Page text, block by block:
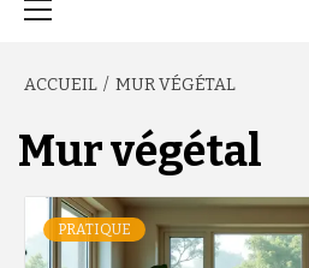
ACCUEIL MUR VÉGÉTAL
Mur végétal
PRATIQUE